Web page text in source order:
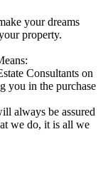
your dreams
property.
Consultants on
you in the purchase
always be assured
we do, it is all we